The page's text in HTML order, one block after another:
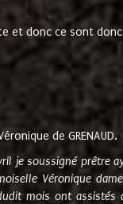
et donc ce sont donc
de GRENAUD.
je soussigné prêtre
Véronique
mois ont assistés